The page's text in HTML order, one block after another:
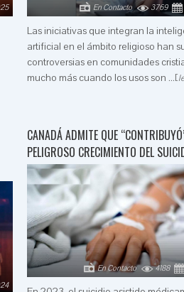
3769
En Contacto
Las iniciativas que integran la
artificial en el ámbito religioso han
controversias en comunidades
mucho más cuando los usos son ...[
CANADÁ ADMITE QUE
PELIGROSO CRECIMIENTO DEL
4188
En Contacto